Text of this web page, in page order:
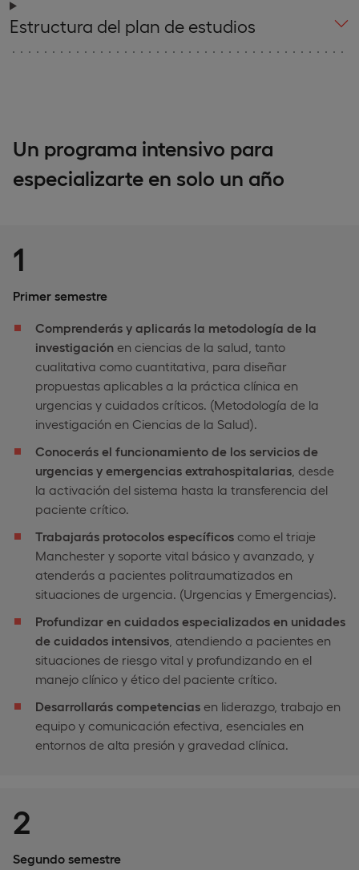
Estructura del plan de estudios
Un programa intensivo para
especializarte en solo un año
1
Primer semestre
Comprenderás y aplicarás la metodología de la
investigación en ciencias de la salud, tanto
cualitativa como cuantitativa, para diseñar
propuestas aplicables a la práctica clínica en
urgencias y cuidados críticos. (Metodología de la
investigación en Ciencias de la Salud).
Conocerás el funcionamiento de los servicios de
urgencias y emergencias extrahospitalarias , desde
la activación del sistema hasta la transferencia del
paciente crítico.
Trabajarás protocolos específicos como el triaje
Manchester y soporte vital básico y avanzado, y
atenderás a pacientes politraumatizados en
situaciones de urgencia. (Urgencias y Emergencias).
Profundizar en cuidados especializados en unidades
de cuidados intensivos , atendiendo a pacientes en
situaciones de riesgo vital y profundizando en el
manejo clínico y ético del paciente crítico.
Desarrollarás competencias en liderazgo, trabajo en
equipo y comunicación efectiva, esenciales en
entornos de alta presión y gravedad clínica.
2
Segundo semestre